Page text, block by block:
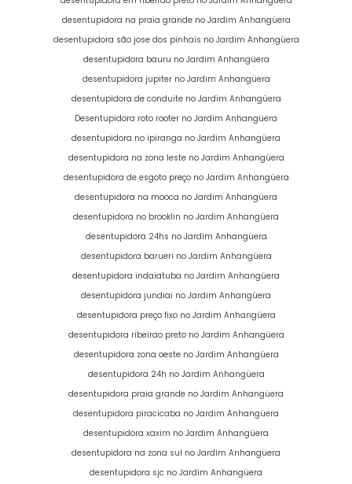
desentupidora na praia grande no Jardim Anhangüera
desentupidora são jose dos pinhais no Jardim Anhangüera
desentupidora bauru no Jardim Anhangüera
desentupidora jupiter no Jardim Anhangüera
desentupidora de conduite no Jardim Anhangüera
Desentupidora roto rooter no Jardim Anhangüera
desentupidora no ipiranga no Jardim Anhangüera
desentupidora na zona leste no Jardim Anhangüera
desentupidora de esgoto preço no Jardim Anhangüera
desentupidora na mooca no Jardim Anhangüera
desentupidora no brooklin no Jardim Anhangüera
desentupidora 24hs no Jardim Anhangüera
desentupidora barueri no Jardim Anhangüera
desentupidora indaiatuba no Jardim Anhangüera
desentupidora jundiai no Jardim Anhangüera
desentupidora preço fixo no Jardim Anhangüera
desentupidora ribeirao preto no Jardim Anhangüera
desentupidora zona oeste no Jardim Anhangüera
desentupidora 24h no Jardim Anhangüera
desentupidora praia grande no Jardim Anhangüera
desentupidora piracicaba no Jardim Anhangüera
desentupidora xaxim no Jardim Anhangüera
desentupidora na zona sul no Jardim Anhangüera
desentupidora sjc no Jardim Anhangüera